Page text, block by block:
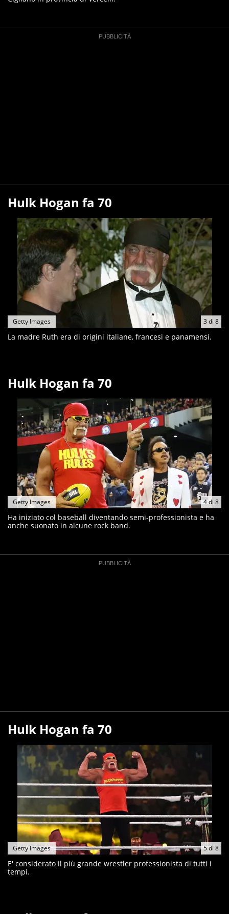
Hulk Hogan fa 70
3 di 8
Getty Images
La madre Ruth era di origini italiane, francesi e panamensi.
Hulk Hogan fa 70
4di 8
Getty Images
Ha iniziato col baseball diventando semi-professionista e ha
anche suonato in alcune rock band.
Hulk Hogan fa 70
5di 8
Getty Images
E' considerato il più grande wrestler professionista di tutti i
tempi.